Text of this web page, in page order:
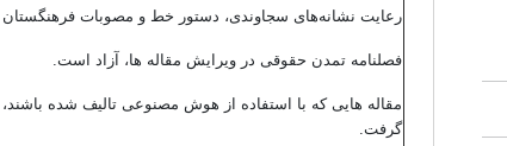
رعایت نشانه‌های سجاوندی، دستور خط و مصوبات فرهنگستان
فصلنامه تمدن حقوقی در ویرایش مقاله ها، آزاد است.
مقاله هایی که با استفاده از هوش مصنوعی تالیف شده
گرفت.